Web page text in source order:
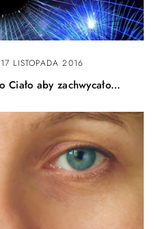
17 LISTOPADA 2016
Ciało aby zachwycało…